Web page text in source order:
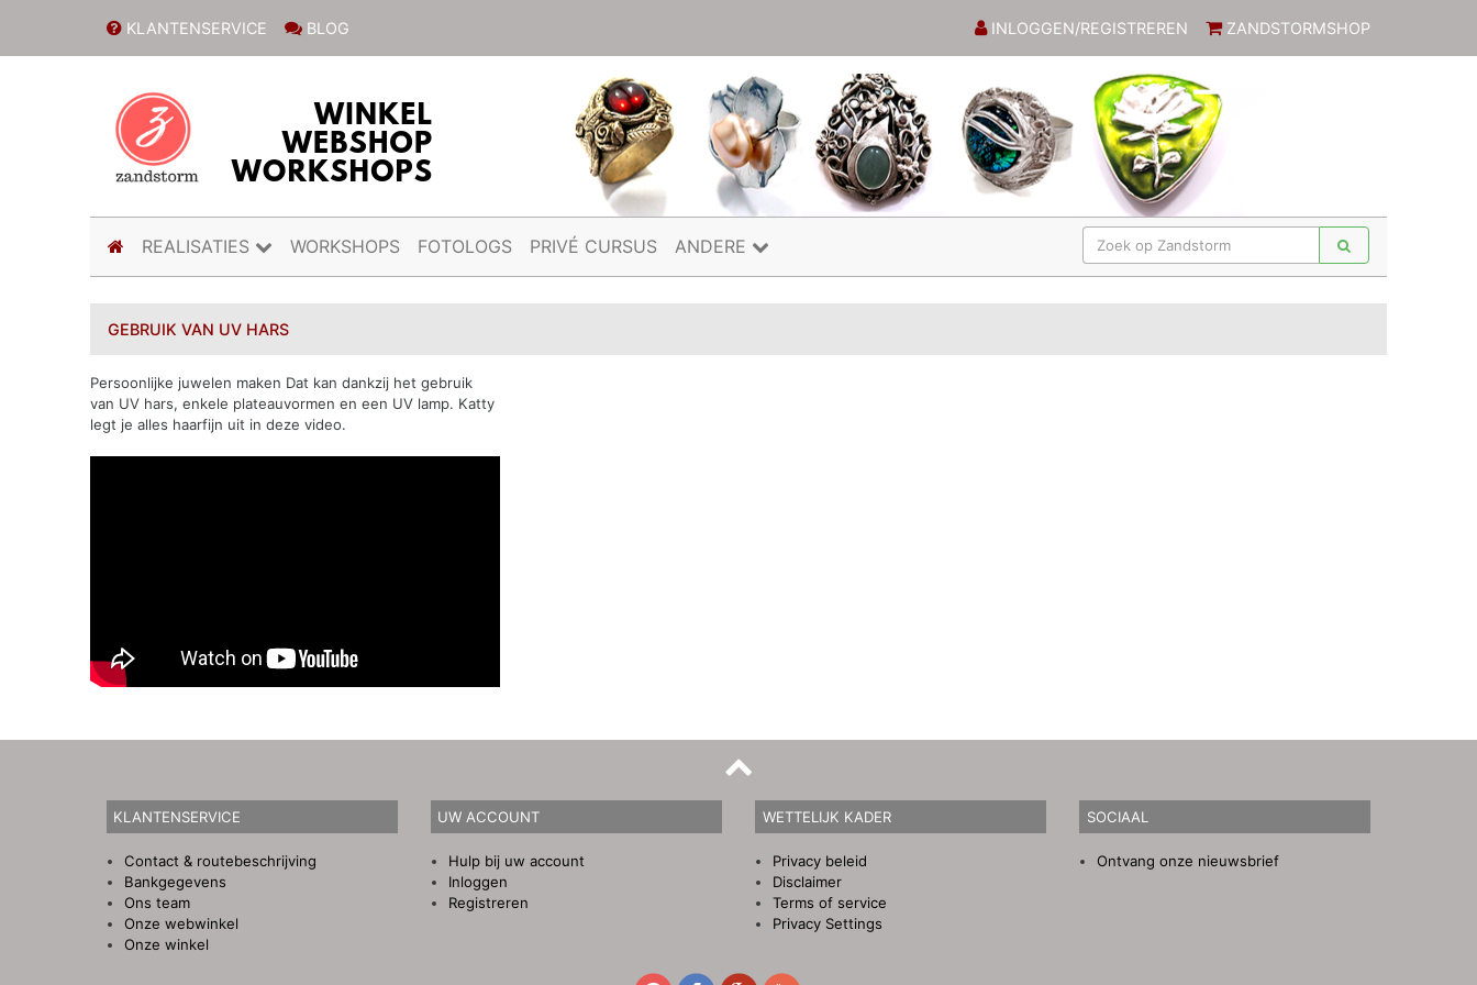
KLANTENSERVICE BLOG INLOGGEN/REGISTREREN ZANDSTORMSHOP
(current)
REALISATIES WORKSHOPS FOTOLOGS PRIVÉ CURSUS ANDERE
GEBRUIK VAN UV HARS
Persoonlijke juwelen maken Dat kan dankzij het gebruik
van UV hars, enkele plateauvormen en een UV lamp. Katty
legt je alles haarfijn uit in deze video.
KLANTENSERVICE
Contact & routebeschrijving
Bankgegevens
Ons team
Onze webwinkel
Onze winkel
UW ACCOUNT
Hulp bij uw account
Inloggen
Registreren
WETTELIJK KADER
Privacy beleid
Disclaimer
Terms of service
Privacy Settings
SOCIAAL
Ontvang onze nieuwsbrief